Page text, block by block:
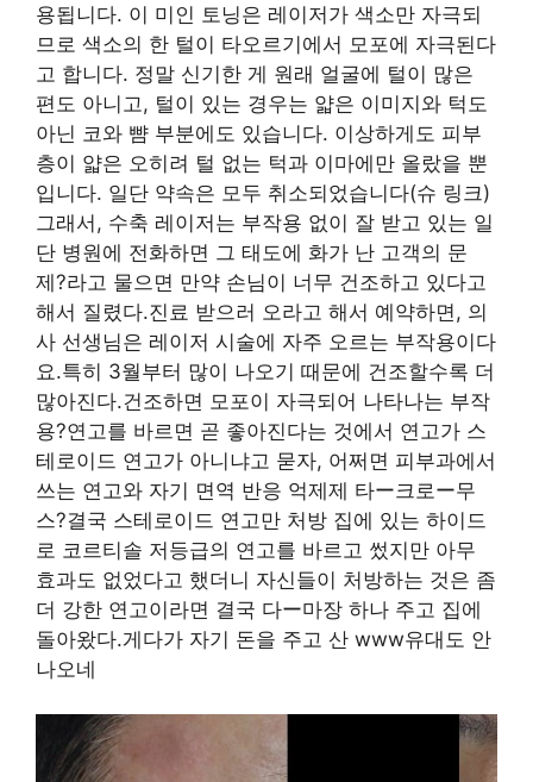
용됩니다. 이 미인 토닝은 레이저가 색소만 자극되
므로 색소의 한 털이 타오르기에서 모포에 자극된다
고 합니다. 정말 신기한 게 원래 얼굴에 털이 많은
편도 아니고, 털이 있는 경우는 얇은 이미지와 턱도
아닌 코와 뺨 부분에도 있습니다. 이상하게도 피부
층이 얇은 오히려 털 없는 턱과 이마에만 올랐을 뿐
입니다. 일단 약속은 모두 취소되었습니다(슈 링크)
그래서, 수축 레이저는 부작용 없이 잘 받고 있는 일
단 병원에 전화하면 그 태도에 화가 난 고객의 문
제?라고 물으면 만약 손님이 너무 건조하고 있다고
해서 질렸다.진료 받으러 오라고 해서 예약하면, 의
사 선생님은 레이저 시술에 자주 오르는 부작용이다
요.특히 3월부터 많이 나오기 때문에 건조할수록 더
많아진다.건조하면 모포이 자극되어 나타나는 부작
용?연고를 바르면 곧 좋아진다는 것에서 연고가 스
테로이드 연고가 아니냐고 묻자, 어쩌면 피부과에서
쓰는 연고와 자기 면역 반응 억제제 타ー크로ー무
스?결국 스테로이드 연고만 처방 집에 있는 하이드
로 코르티솔 저등급의 연고를 바르고 썼지만 아무
효과도 없었다고 했더니 자신들이 처방하는 것은 좀
더 강한 연고이라면 결국 다ー마장 하나 주고 집에
돌아왔다.게다가 자기 돈을 주고 산 www유대도 안
나오네